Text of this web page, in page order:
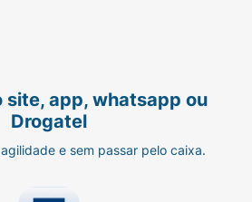
site, app, whatsapp ou
Drogatel
e sem passar pelo caixa.